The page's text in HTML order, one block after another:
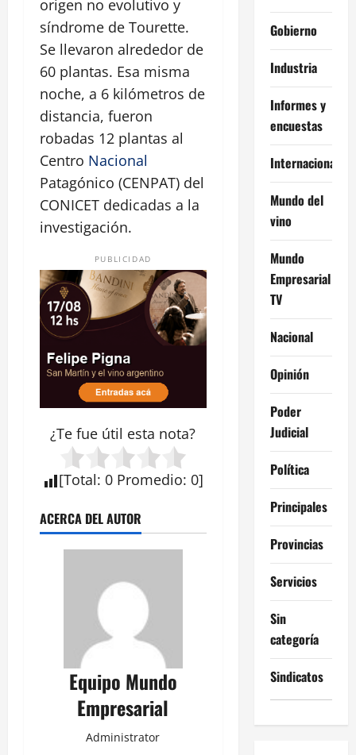
origen no evolutivo y
síndrome de Tourette.
Se llevaron alrededor de
60 plantas. Esa misma
noche, a 6 kilómetros de
distancia, fueron
robadas 12 plantas al
Centro Nacional
Patagónico (CENPAT) del
CONICET dedicadas a la
investigación.
PUBLICIDAD
¿Te fue útil esta nota?
[Total: 0 Promedio: 0]
ACERCA DEL AUTOR
Equipo Mundo
Empresarial
Administrator
Gobierno
Industria
Informes y
encuestas
Internacional
Mundo del
vino
Mundo
Empresarial
TV
Nacional
Opinión
Poder
Judicial
Política
Principales
Provincias
Servicios
Sin
categoría
Sindicatos